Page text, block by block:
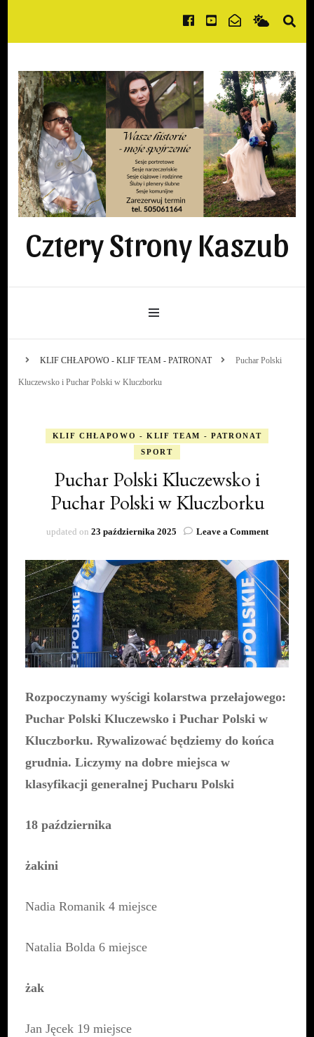
Cztery Strony Kaszub
KLIF CHŁAPOWO - KLIF TEAM - PATRONAT Puchar Polski
Kluczewsko i Puchar Polski w Kluczborku
KLIF CHŁAPOWO - KLIF TEAM - PATRONAT
SPORT
Puchar Polski Kluczewsko i
Puchar Polski w Kluczborku
updated on 23 października 2025 Leave a Commenton
Polski
Kluczewsko
i
Puchar
Polski
Kluczborku
Rozpoczynamy wyścigi kolarstwa przełajowego:
Puchar Polski Kluczewsko i Puchar Polski w
Kluczborku. Rywalizować będziemy do końca
grudnia. Liczymy na dobre miejsca w
klasyfikacji generalnej Pucharu Polski
18 października
żakini
Nadia Romanik 4 miejsce
Natalia Bolda 6 miejsce
żak
Jan Jęcek 19 miejsce